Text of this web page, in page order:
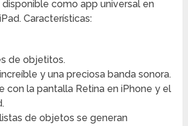
como app universal en
Características:
de objetitos.
y una preciosa banda sonora.
con la pantalla Retina en iPhone y el
de objetos se generan